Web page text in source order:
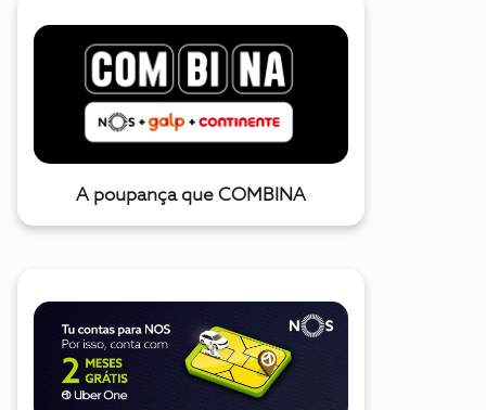
A poupança que COMBINA